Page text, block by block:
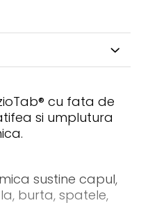
cu fata de
si umplutura
sustine capul,
burta, spatele,